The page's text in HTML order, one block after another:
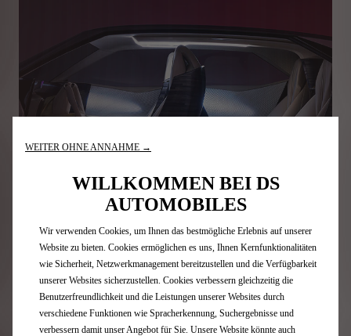
DS AERO SPORT LOUNGE verbindet Kunst und Technologie,
indem es auf das einzigartige Know-how unseres Ateliers und
Handwerker zurückgreift: Strohintarsien, Baumwollsatin,
Mikrofaser aus drei Materialien.
WEITER OHNE ANNAHME →
WILLKOMMEN BEI DS
AUTOMOBILES
Wir verwenden Cookies, um Ihnen das bestmögliche Erlebnis auf unserer
Website zu bieten. Cookies ermöglichen es uns, Ihnen Kernfunktionalitäten
wie Sicherheit, Netzwerkmanagement bereitzustellen und die Verfügbarkeit
unserer Websites sicherzustellen. Cookies verbessern gleichzeitig die
Benutzerfreundlichkeit und die Leistungen unserer Websites durch
verschiedene Funktionen wie Spracherkennung, Suchergebnisse und
verbessern damit unser Angebot für Sie. Unsere Website könnte auch